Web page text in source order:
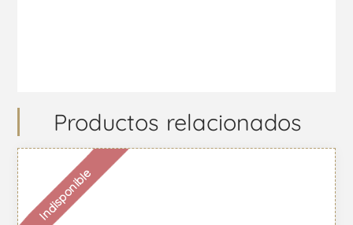
Productos relacionados
Indisponible